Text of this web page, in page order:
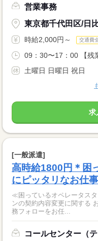
営業事務
東京都千代田区/日
時給2,000円～ 交通費
09：30〜17：00 【残
土曜日 日曜日 祝日
求
[一般派遣]
高時給1800円＊困
にピッタリなお仕
≪困っているオペレータス
ンの契約内容変更に関する
務フォローをお任...
コールセンター（